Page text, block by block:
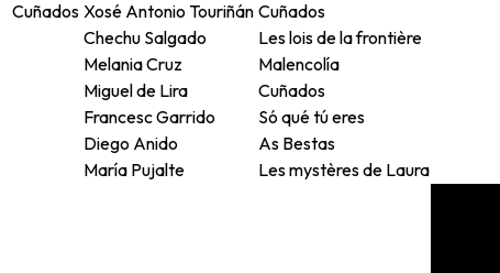
Cuñados Xosé Antonio Touriñán Cuñados
Chechu Salgado
Les lois de la frontière
Melania Cruz
Malencolía
Miguel de Lira
Cuñados
Francesc Garrido
Só qué tú eres
Diego Anido
As Bestas
María Pujalte
Les mystères de Laura